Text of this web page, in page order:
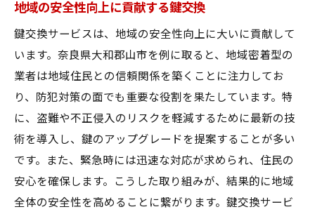
迅速対応が求められる理由
緊急時の対応力を強化する方法
迅速対応の事例とその効果
地域密着型ならではの迅速性
迅速かつ的確なサービスの提供
即時対応が住民に与える安心感
プロが教える鍵交換ポイント
地域の安全性向上に貢献する鍵交換
鍵交換サービスは、地域の安全性向上に大いに貢献して
います。奈良県大和郡山市を例に取ると、地域密着型の
業者は地域住民との信頼関係を築くことに注力してお
り、防犯対策の面でも重要な役割を果たしています。特
に、盗難や不正侵入のリスクを軽減するために最新の技
術を導入し、鍵のアップグレードを提案することが多い
です。また、緊急時には迅速な対応が求められ、住民の
安心を確保します。こうした取り組みが、結果的に地域
全体の安全性を高めることに繋がります。鍵交換サービ